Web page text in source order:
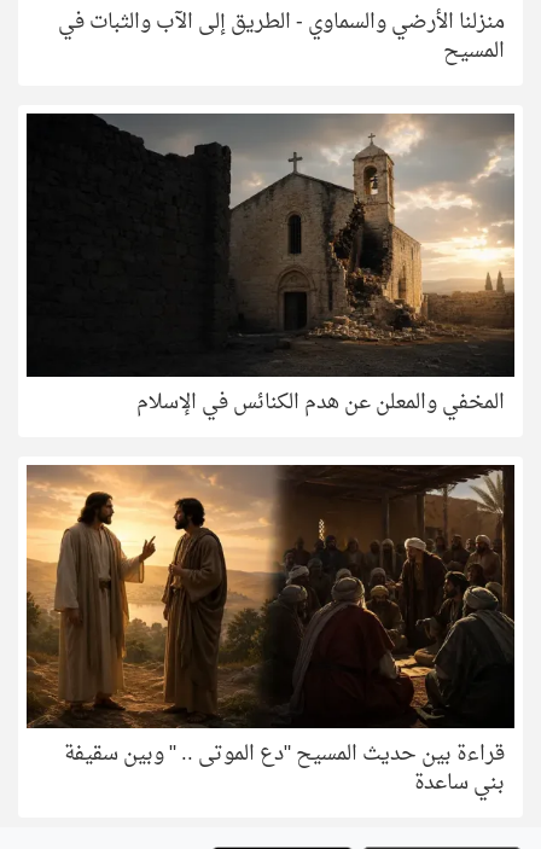
منزلنا الأرضي والسماوي - الطريق إلى الآب والثبات في
المسيح
المخفي والمعلن عن هدم الكنائس في الإسلام
قراءة بين حديث المسيح "دع الموتى .. " وبين سقيفة
بني ساعدة